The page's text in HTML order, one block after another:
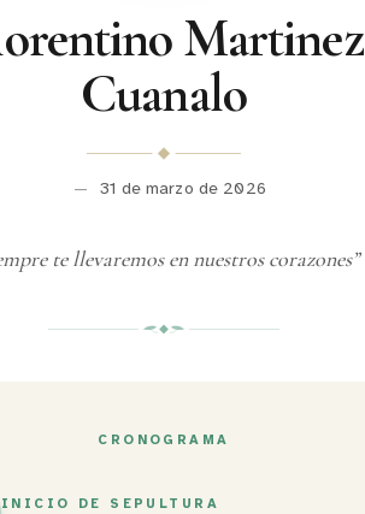
Martinez
Cuanalo
— 31 de marzo de 2026
te llevaremos en nuestros corazones”
CRONOGRAMA
INICIO DE SEPULTURA